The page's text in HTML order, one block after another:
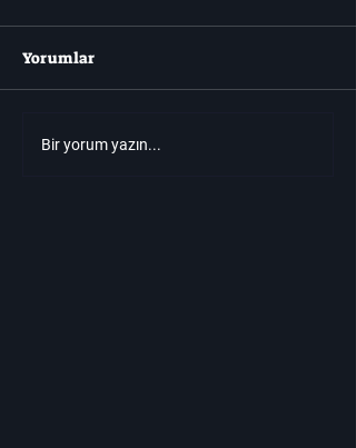
Yorumlar
Bir yorum yazın...